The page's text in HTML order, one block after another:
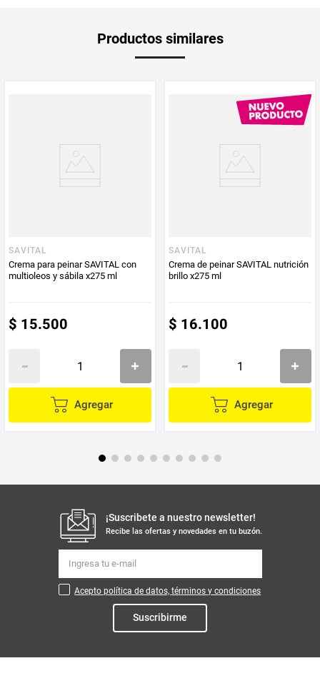
PUM - Unidad
de Medida
Productos similares
SAVITAL
Crema para peinar SAVITAL con
multioleos y sábila x275 ml
$ 15.500
Agregar
SAVITAL
Crema de peinar SAVITAL nutrición
brillo x275 ml
$ 16.100
Agregar
¡Suscribete a nuestro newsletter!
Recibe las ofertas y novedades en tu buzón.
Acepto política de datos, términos y condiciones
Suscribirme